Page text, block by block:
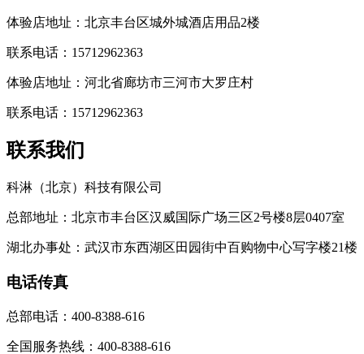
体验店地址：北京丰台区城外城酒店用品2楼
联系电话：15712962363
体验店地址：河北省廊坊市三河市大罗庄村
联系电话：15712962363
联系我们
科淋（北京）科技有限公司
总部地址：北京市丰台区汉威国际广场三区2号楼8层0407室
湖北办事处：武汉市东西湖区田园街中百购物中心写字楼21楼
电话传真
总部电话：400-8388-616
全国服务热线：400-8388-616